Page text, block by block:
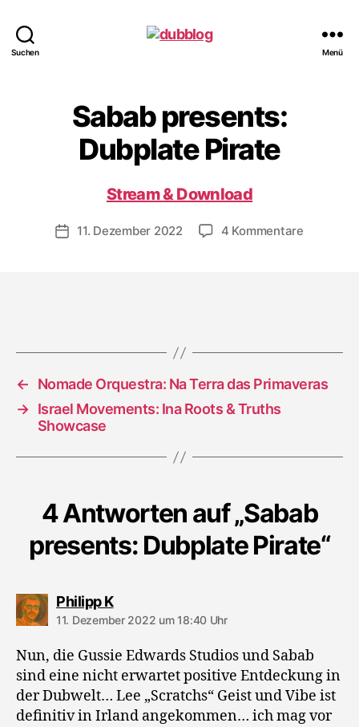
Suchen Menü
Sabab presents:
Dubplate Pirate
Stream & Download
Veröffentlichungsdatum
11. Dezember 2022 4 Kommentarezu
←
Nomade Orquestra: Na Terra das Primaveras
→ Israel Movements: Ina Roots & Truths
Showcase
4 Antworten auf „Sabab
presents: Dubplate Pirate“
Philipp Ksagt:
11. Dezember 2022 um 18:40 Uhr
Nun, die Gussie Edwards Studios und Sabab
sind eine nicht erwartet positive Entdeckung in
der Dubwelt… Lee „Scratchs“ Geist und Vibe ist
definitiv in Irland angekommen… ich mag vor